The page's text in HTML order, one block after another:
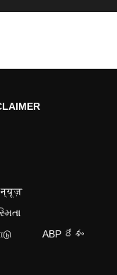
न्यूज़
ABP దేశం